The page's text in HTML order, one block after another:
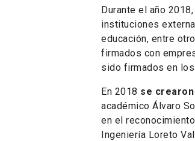
Durante el año 2018,
instituciones
educación, entre
firmados con
sido firmados en
En 2018 se
académico Álvaro
en el
Ingeniería Loreto